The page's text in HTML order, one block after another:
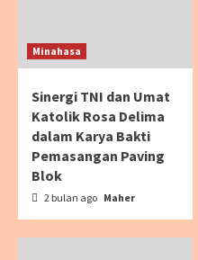
Minahasa
Sinergi TNI dan Umat
Katolik Rosa Delima
dalam Karya Bakti
Pemasangan Paving
Blok
2 bulan ago Maher